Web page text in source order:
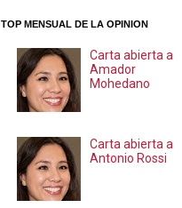
TOP MENSUAL DE LA OPINION
Carta abierta a
Amador
Mohedano
Carta abierta a
Antonio Rossi